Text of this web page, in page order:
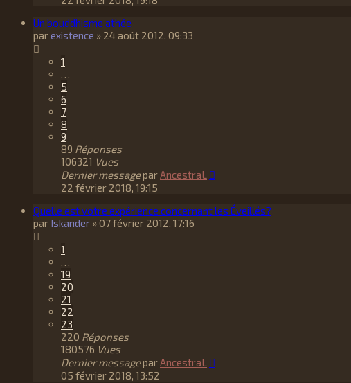
Un bouddhisme athée
parexistence » 24 août 2012, 09:33
1
…
5
6
7
8
9
89 Réponses
106321 Vues
Dernier messageparAncestraL
22 février 2018, 19:15
Quelle est votre expérience concernant les Éveillés?
par Iskander »07 février 2012, 17:16
1
…
19
20
21
22
23
220 Réponses
180576 Vues
Dernier messageparAncestraL
05 février 2018, 13:52